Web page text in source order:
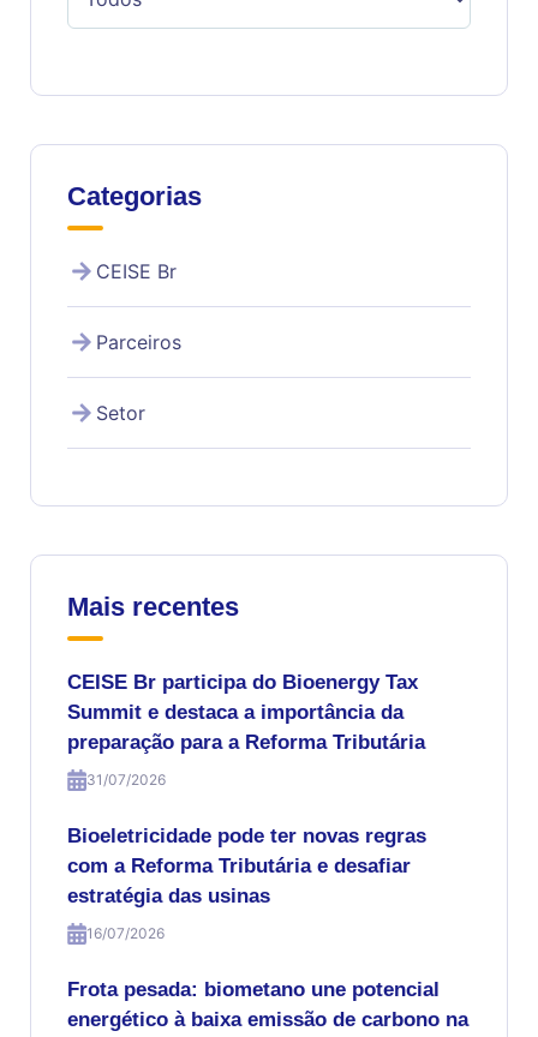
Categorias
CEISE Br
Parceiros
Setor
Mais recentes
CEISE Br participa do Bioenergy Tax
Summit e destaca a importância da
preparação para a Reforma Tributária
31/07/2026
Bioeletricidade pode ter novas regras
com a Reforma Tributária e desafiar
estratégia das usinas
16/07/2026
Frota pesada: biometano une potencial
energético à baixa emissão de carbono na